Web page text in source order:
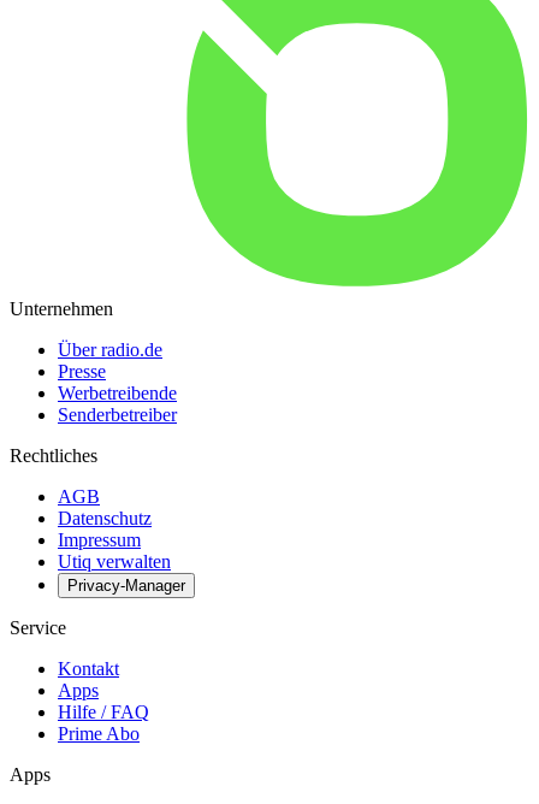
Unternehmen
Über radio.de
Presse
Werbetreibende
Senderbetreiber
Rechtliches
AGB
Datenschutz
Impressum
Utiq verwalten
Privacy-Manager
Service
Kontakt
Apps
Hilfe / FAQ
Prime Abo
Apps